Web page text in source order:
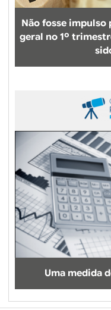
Não fosse
geral no 1º
Uma medida